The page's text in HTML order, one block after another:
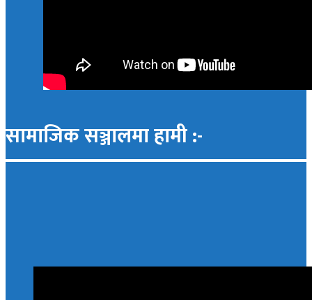
सामाजिक सञ्जालमा हामी :-